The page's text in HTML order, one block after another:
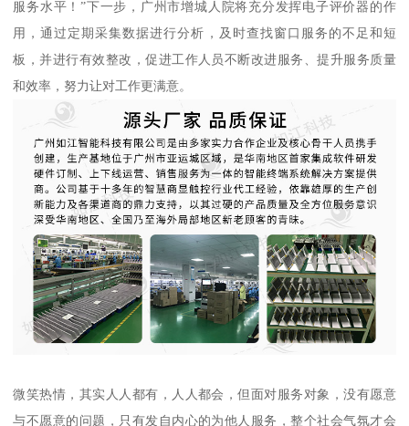
服务水平！”下一步，广州市增城人院将充分发挥电子评价器的作
用，通过定期采集数据进行分析，及时查找窗口服务的不足和短
板，并进行有效整改，促进工作人员不断改进服务、提升服务质量
和效率，努力让对工作更满意。
微笑热情，其实人人都有，人人都会，但面对服务对象，没有愿意
与不愿意的问题，只有发自内心的为他人服务，整个社会气氛才会